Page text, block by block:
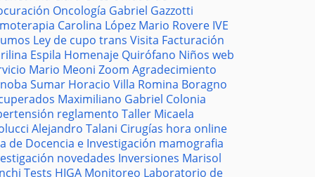
Oncología Gabriel Gazzotti
Carolina López Mario Rovere IVE
Ley de cupo trans Visita Facturación
Espila Homenaje Quirófano Niños web
Mario Meoni Zoom Agradecimiento
Sumar Horacio Villa Romina Boragno
Maximiliano Gabriel Colonia
reglamento Taller Micaela
Alejandro Talani Cirugías hora online
de Docencia e Investigación mamografia
novedades Inversiones Marisol
Tests HIGA Monitoreo Laboratorio de